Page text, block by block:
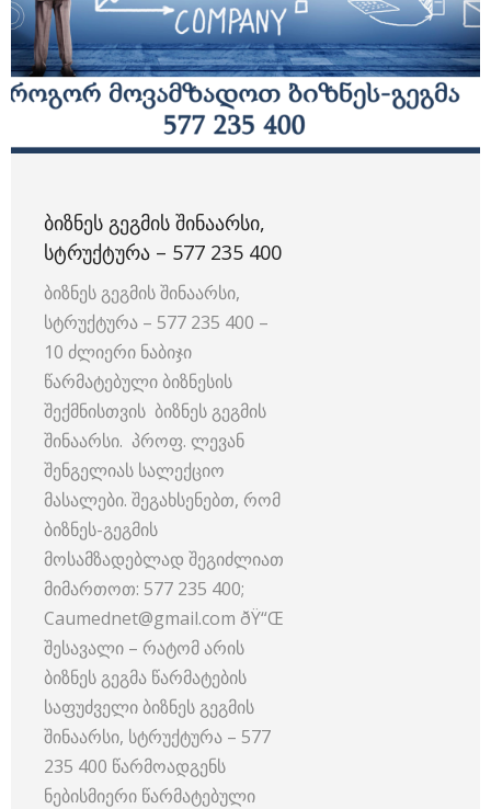
ᲑᲘᲖᲜᲔᲡ ᲒᲔᲒᲛᲘᲡ ᲨᲘᲜᲐᲐᲠᲡᲘ,
ᲡᲢᲠᲣᲥᲢᲣᲠᲐ – 577 235 400
ბიზნეს გეგმის შინაარსი,
სტრუქტურა – 577 235 400 –
10 ძლიერი ნაბიჯი
წარმატებული ბიზნესის
შექმნისთვის ბიზნეს გეგმის
შინაარსი. პროფ. ლევან
შენგელიას სალექციო
მასალები. შეგახსენებთ, რომ
ბიზნეს-გეგმის
მოსამზადებლად შეგიძლიათ
მიმართოთ: 577 235 400;
Caumednet@gmail.com ðŸ“Œ
შესავალი – რატომ არის
ბიზნეს გეგმა წარმატების
საფუძველი ბიზნეს გეგმის
შინაარსი, სტრუქტურა – 577
235 400 წარმოადგენს
ნებისმიერი წარმატებული